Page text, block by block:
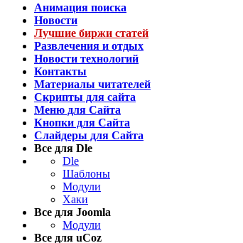
Анимация поиска
Новости
Лучшие биржи статей
Развлечения и отдых
Новости технологий
Контакты
Материалы читателей
Скрипты для сайта
Меню для Сайта
Кнопки для Сайта
Слайдеры для Сайта
Все для Dle
Dle
Шаблоны
Модули
Хаки
Все для Joomla
Модули
Все для uCoz